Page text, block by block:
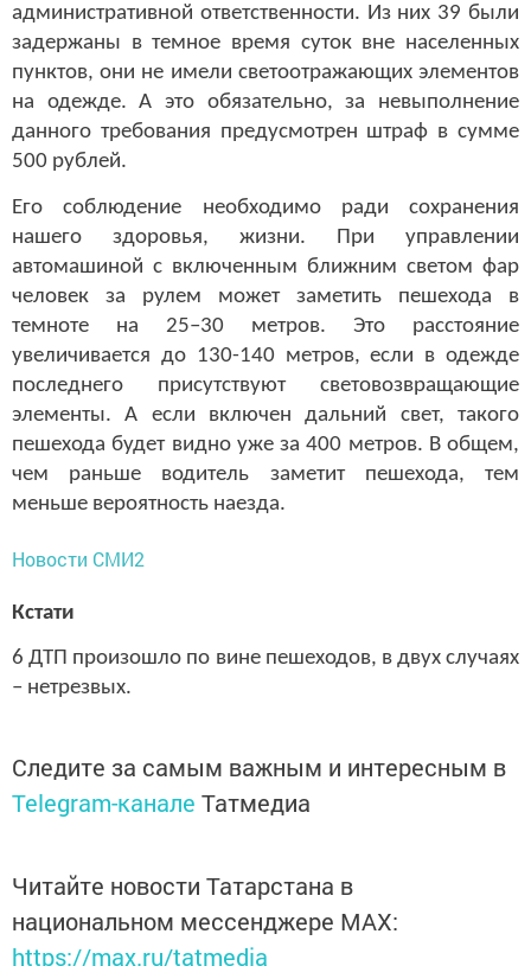
административной ответственности. Из них 39 были
задержаны в темное время суток вне населенных
пунктов, они не имели светоотражающих элементов
на одежде. А это обязательно, за невыполнение
данного требования предусмотрен штраф в сумме
500 рублей.
Его соблюдение необходимо ради сохранения
нашего здоровья, жизни. При управлении
автомашиной с включенным ближним светом фар
человек за рулем может заметить пешехода в
темноте на 25–30 метров. Это расстояние
увеличивается до 130-140 метров, если в одежде
последнего присутствуют световозвращающие
элементы. А если включен дальний свет, такого
пешехода будет видно уже за 400 метров. В общем,
чем раньше водитель заметит пешехода, тем
меньше вероятность наезда.
Новости СМИ2
Кстати
6 ДТП произошло по вине пешеходов, в двух случаях
– нетрезвых.
Следите за самым важным и интересным в
Telegram-канале Татмедиа
Читайте новости Татарстана в
национальном мессенджере MАХ:
https://max.ru/tatmedia